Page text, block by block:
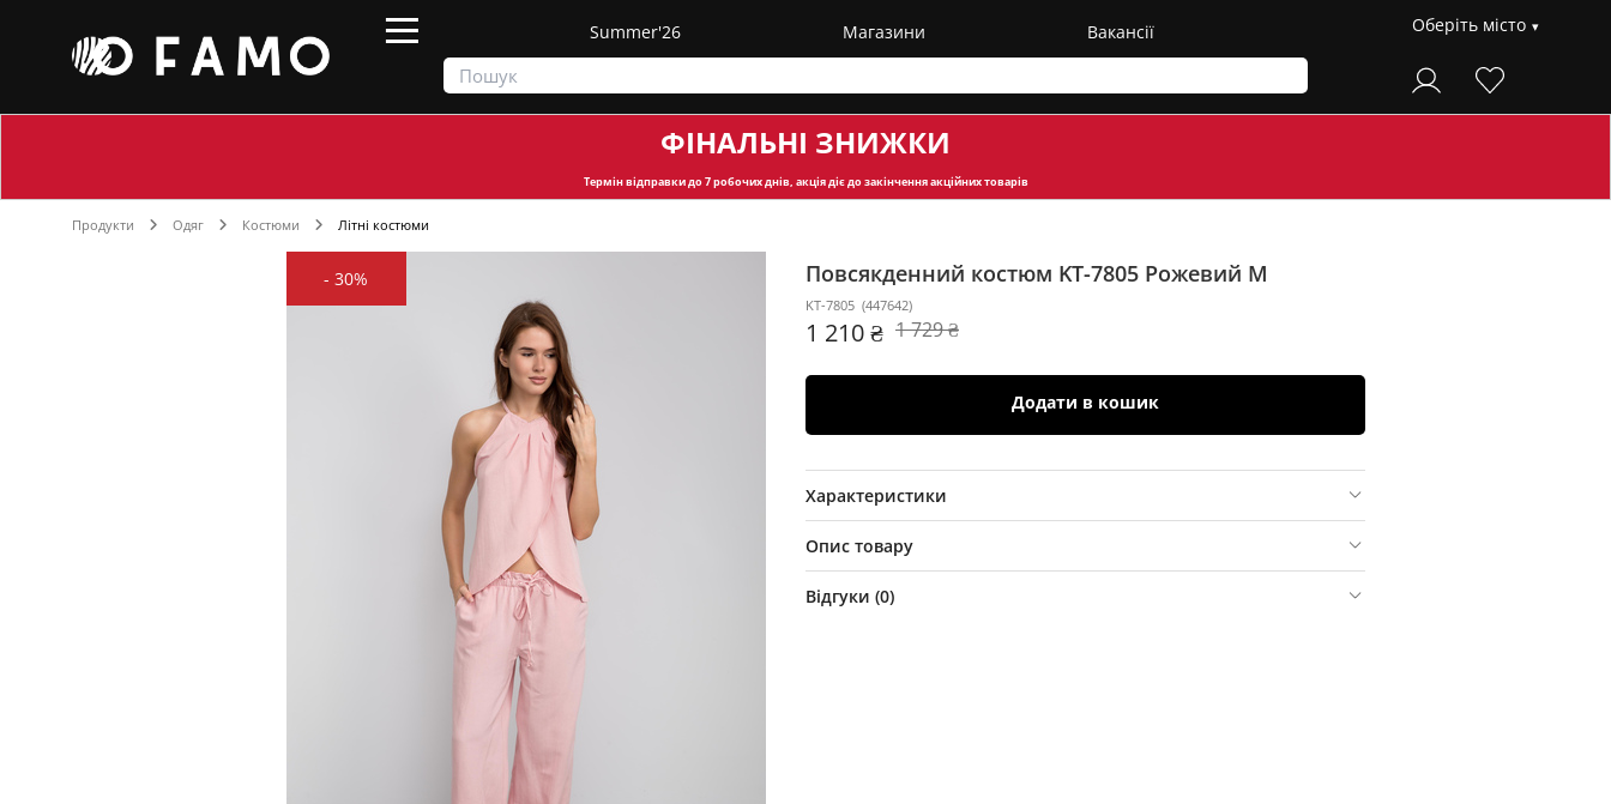
Summer'26 Магазини Вакансії Оберіть місто
ФІНАЛЬНІ ЗНИЖКИ
Термін відправкидо 7 робочих днів, акція діє до закінчення акційних товарів
Продукти Одяг Костюми Літні костюми
-30% Повсякденний костюм KT-7805 Рожевий M
KT-7805 (447642)
1 210 ₴ 1 729 ₴
Додати в кошик
Характеристики
Опис товару
Відгуки (0)